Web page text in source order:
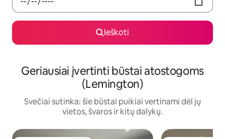
Ieškoti
Geriausiai įvertinti būstai atostogoms
(Lemington)
Svečiai sutinka: šie būstai puikiai vertinami dėl jų
vietos, švaros ir kitų dalykų.